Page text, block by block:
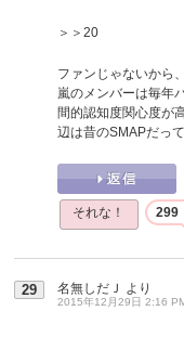
＞＞20
ファンじゃないから
嵐のメンバーは毎年
間的認知度関心度が
辺は昔のSMAPだっ
それな！ 299
29 名無しだＪ より
2015年12月29日 2:16